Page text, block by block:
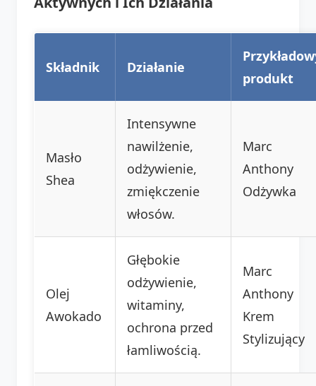
Składnik Działanie
produkt
Masło
Shea
Intensywne
nawilżenie,
odżywienie,
zmiękczenie
włosów.
Marc
Anthony
Odżywka
Olej
Awokado
Głębokie
odżywienie,
witaminy,
ochrona przed
łamliwością.
Marc
Anthony
Krem
Stylizujący